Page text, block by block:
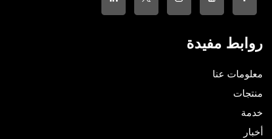
روابط مفيدة
معلومات عنا
منتجات
خدمة
أخبار